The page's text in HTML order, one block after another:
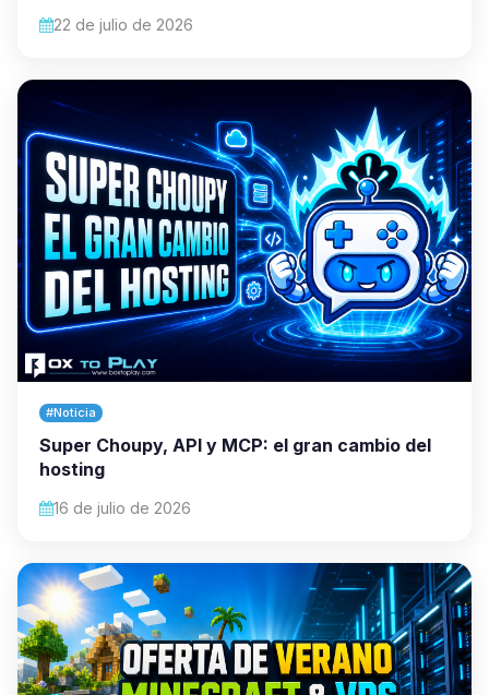
22 de julio de 2026
#Noticia
Super Choupy, API y MCP: el gran cambio del
hosting
16 de julio de 2026